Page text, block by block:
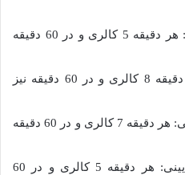
سرعت متوسط پیاده روی: هر دقیقه 5 کالری و در 60 دقیقه
سرعت تند پیاده روی: هر دقیقه 8 کالری و در 60 دقیقه نیز
سرعت متوسط در سربالایی: هر دقیقه 7 کالری و در 60 دقیقه
سرعت متوسط در سر پایینی: هر دقیقه 5 کالری و در 60